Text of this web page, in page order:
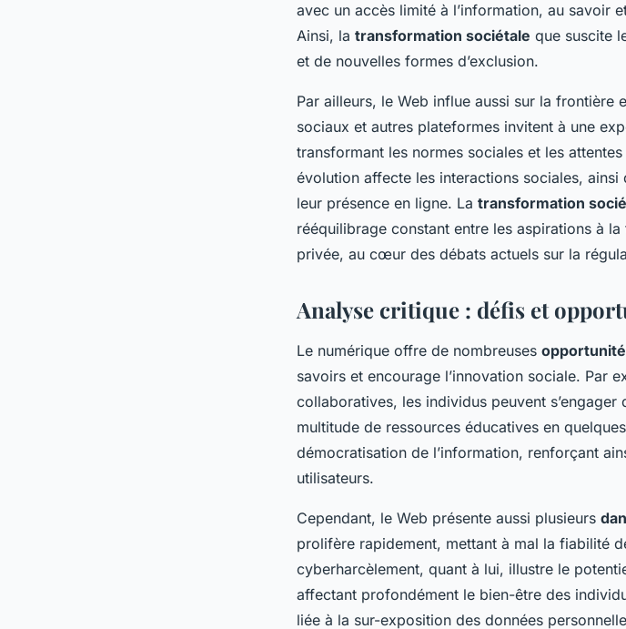
avec un accès limité à l’information, au savoir
Ainsi, la transformation sociétale que suscite
et de nouvelles formes d’exclusion.
Par ailleurs, le Web influe aussi sur la frontière
sociaux et autres plateformes invitent à une
transformant les normes sociales et les
évolution affecte les interactions sociales,
leur présence en ligne. La transformation
rééquilibrage constant entre les aspirations à
privée, au cœur des débats actuels sur la
Analyse critique : défis et
Le numérique offre de nombreuses
savoirs et encourage l’innovation sociale. Par
collaboratives, les individus peuvent
multitude de ressources éducatives en
démocratisation de l’information, renforçant
utilisateurs.
Cependant, le Web présente aussi plusieurs
prolifère rapidement, mettant à mal la fiabilité
cyberharcèlement, quant à lui, illustre le
affectant profondément le bien-être des
liée à la sur-exposition des données